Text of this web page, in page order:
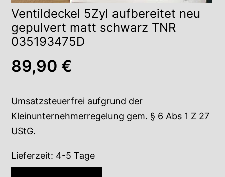
Ventildeckel 5Zyl aufbereitet neu
gepulvert matt schwarz TNR
035193475D
89,90 €
Umsatzsteuerfrei aufgrund der
Kleinunternehmerregelung gem. § 6 Abs 1 Z 27
UStG.
Lieferzeit: 4-5 Tage